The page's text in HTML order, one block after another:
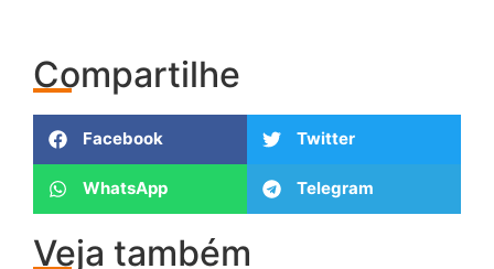
Compartilhe
Facebook Twitter
WhatsApp Telegram
Veja também